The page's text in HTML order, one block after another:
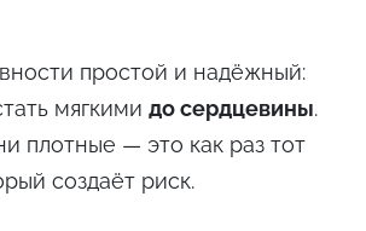
простой и надёжный:
мягкими до сердцевины.
плотные — это как раз тот
создаёт риск.